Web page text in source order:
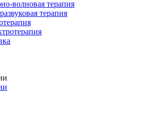
волновая терапия
терапия